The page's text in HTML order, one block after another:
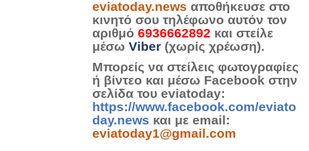
eviatoday.news αποθήκευσε στο
κινητό σου τηλέφωνο αυτόν τον
αριθμό 6936662892 και στείλε
μέσω Viber (χωρίς χρέωση).
Μπορείς να στείλεις φωτογραφίες
ή βίντεο και μέσω Facebook στην
σελίδα του eviatoday:
https://www.facebook.com/eviato
day.news και με email:
eviatoday1@gmail.com